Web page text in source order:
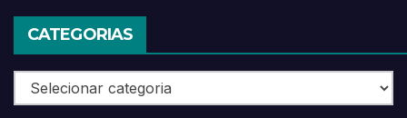
CATEGORIAS
Categorias